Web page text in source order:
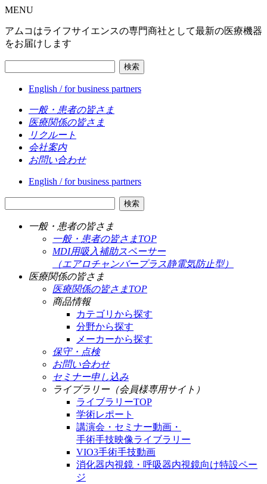
MENU
アムコはライフサイエンスの専門商社として最新の医療機器
をお届けします
検索
English / for business partners
一般・患者の皆さま
医療関係の皆さま
リクルート
会社案内
お問い合わせ
English / for business partners
検索
一般・患者の皆さま
一般・患者の皆さまTOP
MDI用吸入補助スペーサー
（エアロチャンバープラス静電気防止型）
医療関係の皆さま
医療関係の皆さまTOP
商品情報
カテゴリから探す
分野から探す
メーカーから探す
保守・点検
お問い合わせ
セミナー申し込み
ライブラリー（会員様専用サイト）
ライブラリーTOP
学術レポート
講演会・セミナー動画・
手術手技映像ライブラリー
VIO3手術手技動画
消化器内視鏡・呼吸器内視鏡向け特設ペー
ジ